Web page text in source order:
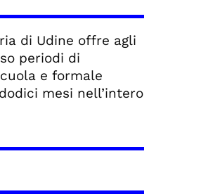
di Udine offre agli
periodi di
e formale
mesi nell’intero